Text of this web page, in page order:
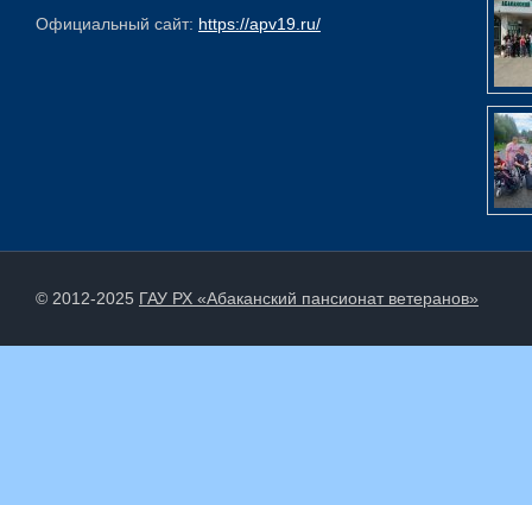
Официальный сайт: https://apv19.ru/
© 2012-2025 ГАУ РХ «Абаканский пансионат ветеранов»